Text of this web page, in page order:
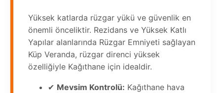
Yüksek katlarda rüzgar yükü ve güvenlik en
önemli önceliktir. Rezidans ve Yüksek Katlı
Yapılar alanlarında Rüzgar Emniyeti sağlayan
Küp Veranda, rüzgar direnci yüksek
özelliğiyle Kağıthane için idealdir.
✔ Mevsim Kontrolü: Kağıthane hava